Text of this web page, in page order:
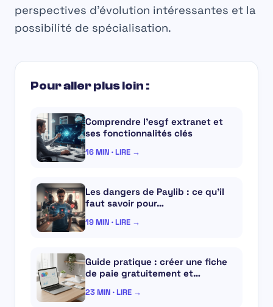
perspectives d’évolution intéressantes et la
possibilité de spécialisation.
Pour aller plus loin :
Comprendre l’esgf extranet et
ses fonctionnalités clés
16 MIN · LIRE →
Les dangers de Paylib : ce qu’il
faut savoir pour…
19 MIN · LIRE →
Guide pratique : créer une fiche
de paie gratuitement et…
23 MIN · LIRE →